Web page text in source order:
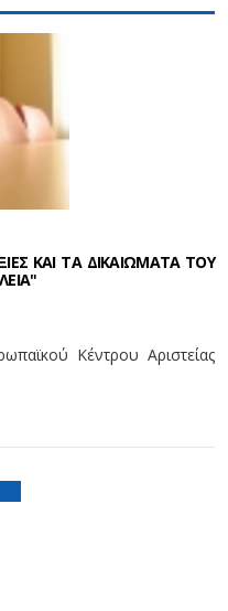
ΚΑΙ ΤΑ ΔΙΚΑΙΩΜΑΤΑ ΤΟΥ
Κέντρου Αριστείας